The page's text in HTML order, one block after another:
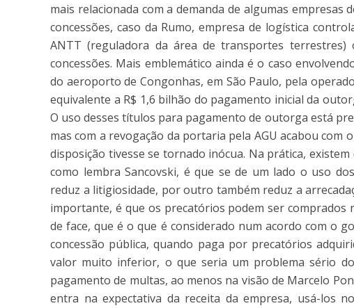
mais relacionada com a demanda de algumas
concessões, caso da Rumo, empresa de logística
ANTT (reguladora da área de transportes
concessões. Mais emblemático ainda é o caso
do aeroporto de Congonhas, em São Paulo, pela
equivalente a R$ 1,6 bilhão do pagamento inicial da
O uso desses títulos para pagamento de outorga está
mas com a revogação da portaria pela AGU acabou com
disposição tivesse se tornado inócua. Na prática,
como lembra Sancovski, é que se de um lado o uso
reduz a litigiosidade, por outro também reduz a
importante, é que os precatórios podem ser
de face, que é o que é considerado num acordo com o
concessão pública, quando paga por precatórios
valor muito inferior, o que seria um problema sério
pagamento de multas, ao menos na visão de Marcelo
entra na expectativa da receita da empresa, usá-los